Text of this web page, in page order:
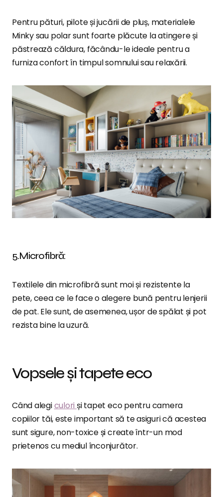
Pentru pături, pilote și jucării de pluș, materialele
Minky sau polar sunt foarte plăcute la atingere și
păstrează căldura, făcându-le ideale pentru a
furniza confort în timpul somnului sau relaxării.
5.Microfibră:
Textilele din microfibră sunt moi și rezistente la
pete, ceea ce le face o alegere bună pentru lenjerii
de pat. Ele sunt, de asemenea, ușor de spălat și pot
rezista bine la uzură.
Vopsele și tapete eco
Când alegiculori și tapet eco pentru camera
copiilor tăi, este important să te asiguri că acestea
sunt sigure, non-toxice și create într-un mod
prietenos cu mediul înconjurător.